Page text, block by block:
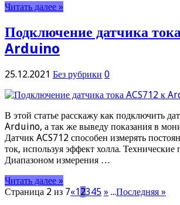
Читать далее »
Подключение датчика
Arduino
25.12.2021 Без рубрики 0
В этой статье расскажу как подключить
Arduino, а так же выведу показания в
Датчик ACS712 способен измерять
ток, используя эффект холла.
Диапазоном измерения …
Читать далее »
Страница 2 из 7«12345 » ...Последняя »